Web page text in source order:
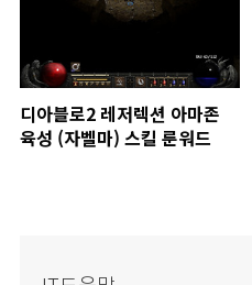
디아블로2 레저렉션 아마존
육성 (자벨마) 스킬 룬워드